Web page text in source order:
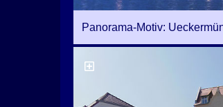
Panorama-Motiv: